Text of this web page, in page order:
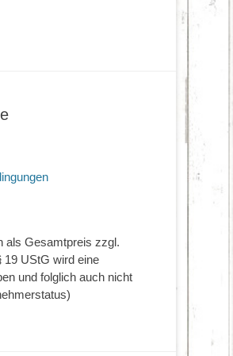
als Gesamtpreis zzgl.
UStG wird eine
und folglich auch nicht